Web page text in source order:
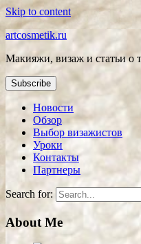
Skip to content
artcosmetik.ru
Макияжи, визаж и статьи о
Subscribe
Новости
Обзор
Выбор визажистов
Уроки
Контакты
Партнеры
Search for:
About Me